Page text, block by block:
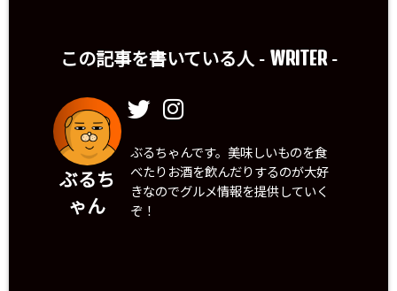
この記事を書いている人 - WRITER-
ぶるち
ゃん
ぶるちゃんです。美味しいものを食
べたりお酒を飲んだりするのが大好
きなのでグルメ情報を提供していく
ぞ！